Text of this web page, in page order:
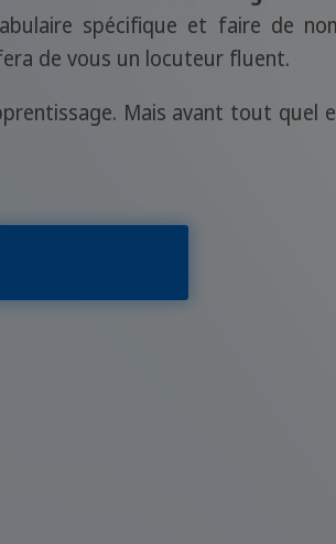
spécifique et faire de
de vous un locuteur fluent.
Mais avant tout quel